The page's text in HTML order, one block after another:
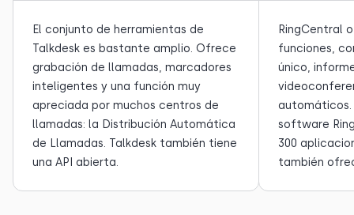
El conjunto de herramientas de
Talkdesk es bastante amplio. Ofrece
grabación de llamadas, marcadores
inteligentes y una función muy
apreciada por muchos centros de
llamadas: la Distribución Automática
de Llamadas. Talkdesk también tiene
una API abierta.
RingCentral
funciones,
único,
software
300
también